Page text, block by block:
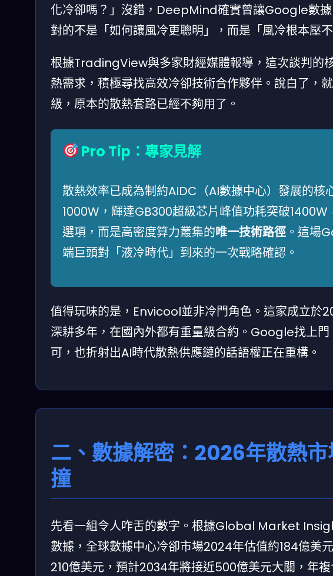
化冷卻嗎？」沒錯，DeepMind確實曾讓Google數
對的不是「如何讓風冷更聰明」，而是「風冷根本壓
根據TradingView與多家財經媒體報導，這次談判的
熱需求，積極尋找高效冷卻技術合作夥伴。說白了，
級，原本的散熱套路已經不夠用了。
Pro Tip：專家見解
散熱效率已成為制約AIDC（AI數據中心）發展的
1000W，輝達GB300超級芯片峰值功耗突破
選項，而是高密度算力叢集的唯一技術路徑 。這場
端巨頭對「液冷時代」到來的一次戰略確認。
值得玩味的是，Envicool並非冷門角色。這家成立於
深耕多年，在國內外都有重量級合約。Google找上
可，也折射出AI時代散熱供應鏈的話語權正在重構。
二、數據解密：2026年散熱
撞
先看一組令人咋舌的數字。根據Global Market
數據，全球數據中心冷卻市場2024年估值約184億美
210億美元，預計2034年將接近500億美元大關，年